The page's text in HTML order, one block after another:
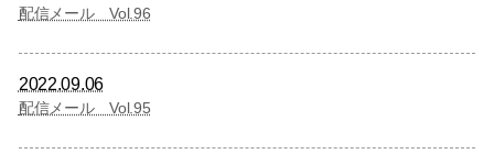
配信メール Vol.96
2022.09.06
配信メール Vol.95